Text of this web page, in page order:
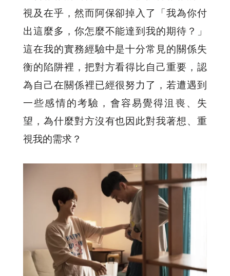
視及在乎，然而阿保卻掉入了「我為你付
出這麼多，你怎麼不能達到我的期待？」
這在我的實務經驗中是十分常見的關係失
衡的陷阱裡，把對方看得比自己重要，認
為自己在關係裡已經很努力了，若遭遇到
一些感情的考驗，會容易覺得沮喪、失
望，為什麼對方沒有也因此對我著想、重
視我的需求？